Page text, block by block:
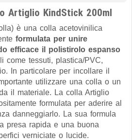
Artiglio KindStick 200ml
è una colla acetovinilica
formulata per unire
efficace il polistirolo espanso
come tessuti, plastica/PVC,
In particolare per incollare il
utilizzare una colla o un
il materiale. La colla Artiglio
formulata per aderire al
danneggiarlo. La sua formula
presa rapida e una buona
verniciate o lucide.